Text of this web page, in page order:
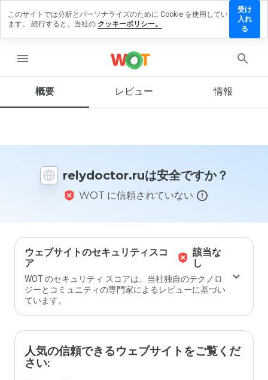
menu
概要 レビュー 情報
relydoctor.ruは安全ですか？
WOT に信頼されていない
ウェブサイトのセキュリティスコ
ア
該当な
し
WOT のセキュリティ スコアは、当社独自のテクノロ
ジーとコミュニティの専門家によるレビューに基づい
ています。
人気の信頼できるウェブサイトをご覧くだ
さい:
ビュー
す
この
イト
価し
ます
か？
このサイトでは分析とパーソナライズのために Cookie を使用してい
ます。 続行すると、当社の クッキーポリシー。
受け
入れ
る